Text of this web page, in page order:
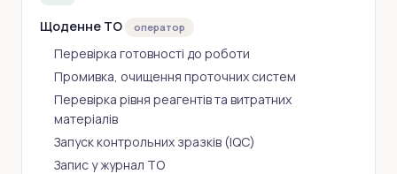
Щоденне ТО оператор
Перевірка готовності до роботи
Промивка, очищення проточних систем
Перевірка рівня реагентів та витратних
матеріалів
Запуск контрольних зразків (IQC)
Запис у журнал ТО